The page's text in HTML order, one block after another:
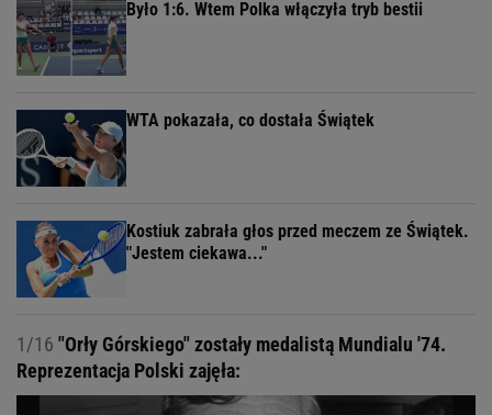
Było 1:6. Wtem Polka włączyła tryb bestii
WTA pokazała, co dostała Świątek
Kostiuk zabrała głos przed meczem ze Świątek.
"Jestem ciekawa..."
1/16 "Orły Górskiego" zostały medalistą Mundialu '74.
Reprezentacja Polski zajęła: